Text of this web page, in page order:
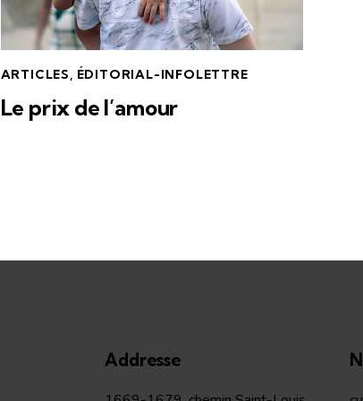
ARTICLES, ÉDITORIAL-INFOLETTRE
Le prix de l’amour
Addresse